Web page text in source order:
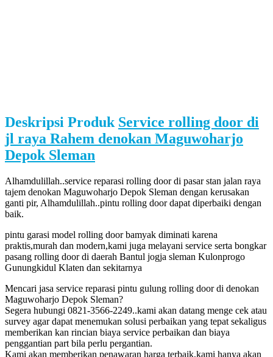
Deskripsi Produk Service rolling door di
jl raya Rahem denokan Maguwoharjo
Depok Sleman
Alhamdulillah..service reparasi rolling door di pasar stan jalan raya
tajem denokan Maguwoharjo Depok Sleman dengan kerusakan
ganti pir, Alhamdulillah..pintu rolling door dapat diperbaiki dengan
baik.
pintu garasi model rolling door bamyak diminati karena
praktis,murah dan modern,kami juga melayani service serta bongkar
pasang rolling door di daerah Bantul jogja sleman Kulonprogo
Gunungkidul Klaten dan sekitarnya
Mencari jasa service reparasi pintu gulung rolling door di denokan
Maguwoharjo Depok Sleman?
Segera hubungi 0821-3566-2249..kami akan datang menge cek atau
survey agar dapat menemukan solusi perbaikan yang tepat sekaligus
memberikan kan rincian biaya service perbaikan dan biaya
penggantian part bila perlu pergantian.
Kami akan memberikan penawaran harga terbaik,kami hanya akan